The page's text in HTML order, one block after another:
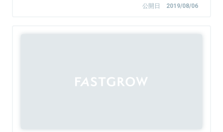
公開日 2019/08/06